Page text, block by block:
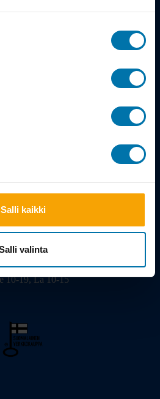
Salli kaikki
valinta
3, 20320 Turku
- 2322675
avoinna:
10-19, La 10-15